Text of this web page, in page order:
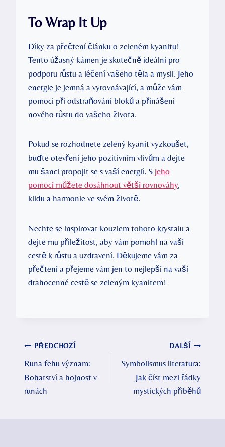
To Wrap It Up
Díky za přečtení článku o zeleném kyanitu!
Tento úžasný kámen je skutečně ideální pro
podporu růstu a léčení vašeho těla a mysli. Jeho
energie je jemná a vyrovnávající, a může vám
pomoci při odstraňování bloků a přinášení
nového růstu do vašeho života.
Pokud se rozhodnete zelený kyanit vyzkoušet,
buďte otevření jeho pozitivním vlivům a dejte
mu šanci propojit se s vaší energií. S jeho
pomocí můžete dosáhnout větší rovnováhy,
klidu a harmonie ve svém životě.
Nechte se inspirovat kouzlem tohoto krystalu a
dejte mu příležitost, aby vám pomohl na vaší
cestě k růstu a uzdravení. Děkujeme vám za
přečtení a přejeme vám jen to nejlepší na vaší
drahocenné cestě se zeleným kyanitem!
Navigace
pro
příspěvek
PŘEDCHOZÍ
Runa fehu význam:
Bohatství a hojnost v
runách
DALŠÍ
Symbolismus literatura:
Jak číst mezi řádky
mystických příběhů